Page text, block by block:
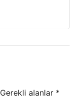
Gerekli alanlar *